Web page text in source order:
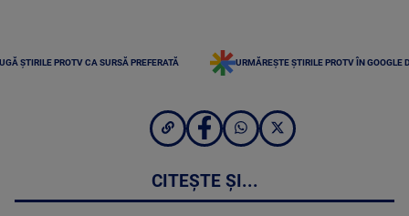
ȘTIRILE PROTV CA SURSĂ PREFERATĂ URMĂREȘTE ȘTIRILE PROTV ÎN GOOGLE
CITEȘTE ȘI...